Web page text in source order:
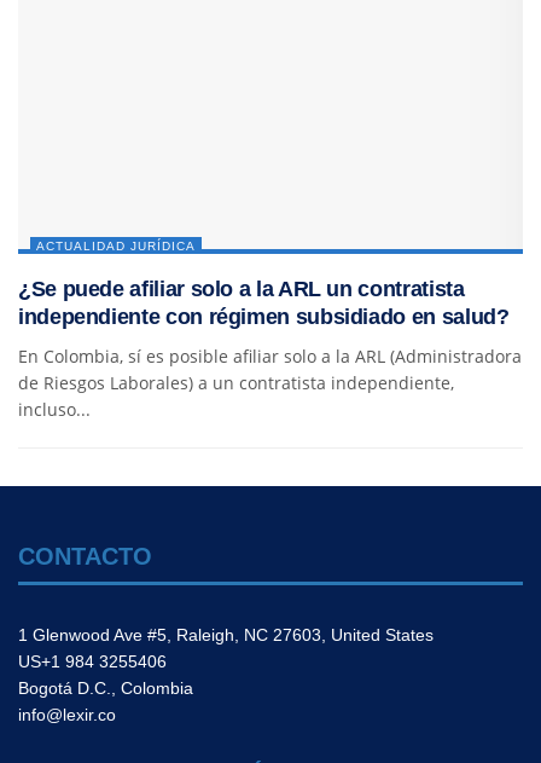
ACTUALIDAD JURÍDICA
¿Se puede afiliar solo a la ARL un contratista
independiente con régimen subsidiado en salud?
En Colombia, sí es posible afiliar solo a la ARL (Administradora
de Riesgos Laborales) a un contratista independiente,
incluso...
CONTACTO
1 Glenwood Ave #5, Raleigh, NC 27603, United States
US+1 984 3255406
Bogotá D.C., Colombia
info@lexir.co